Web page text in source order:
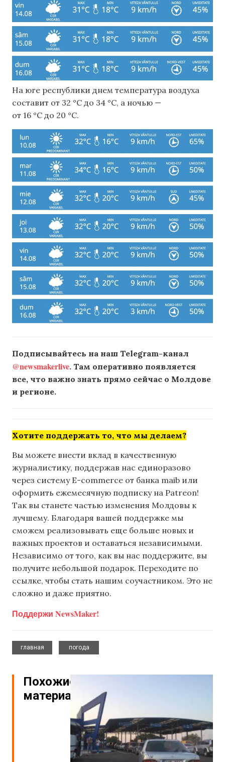
На юге республики днем ​​температура воздуха
составит от 32 °C до 34 °C, а ночью —
от 16 °C до 20 °C.
Подписывайтесь на наш Telegram-канал
@newsmakerlive. Там оперативно появляется
все, что важно знать прямо сейчас о Молдове
и регионе.
Хотите поддержать то, что мы делаем?
Вы можете внести вклад в качественную
журналистику, поддержав нас единоразово
через систему E-commerce от банка maib или
оформить ежемесячную подписку на Patreon!
Так вы станете частью изменения Молдовы к
лучшему. Благодаря вашей поддержке мы
сможем реализовывать еще больше новых и
важных проектов и оставаться независимыми.
Независимо от того, как вы нас поддержите, вы
получите небольшой подарок. Переходите по
ссылке, чтобы стать нашим соучастником. Это не
сложно и даже приятно.
Поддержи NewsMaker!
главная
погода
Похожие
материалы